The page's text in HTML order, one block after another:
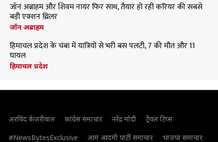
जॉन अब्राहम और शिवम नायर फिर साथ, तैयार हो रही करियर की सबसे
बड़ी एक्शन थ्रिलर
जॉन अब्राहम
हिमाचल प्रदेश के चंबा में यात्रियों से भरी बस पलटी, 7 की मौत और 11
घायल
हिमाचल प्रदेश
अरविंद केजरीवाल कांग्रेस समाचार नरेंद्र मोदी
ट्रैवल टिप्स
#NewsBytesExclusive
आम आदमी पार्टी समाचार भाजपा समाचार